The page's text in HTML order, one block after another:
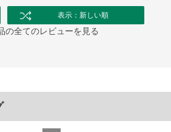
表示：新しい順
の全てのレビューを見る